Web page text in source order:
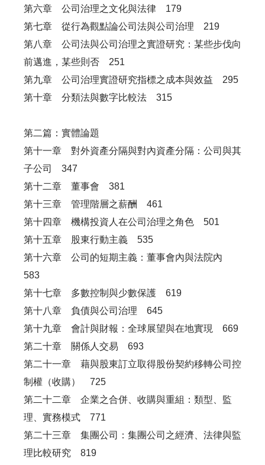
第六章 公司治理之文化與法律 179
第七章 從行為觀點論公司法與公司治理 219
第八章 公司法與公司治理之實證研究：某些步伐向
前邁進，某些則否 251
第九章 公司治理實證研究指標之成本與效益 295
第十章 分類法與數字比較法 315
第二篇：實體論題
第十一章 對外資產分隔與對內資產分隔：公司與其
子公司 347
第十二章 董事會 381
第十三章 管理階層之薪酬 461
第十四章 機構投資人在公司治理之角色 501
第十五章 股東行動主義 535
第十六章 公司的短期主義：董事會內與法院內
583
第十七章 多數控制與少數保護 619
第十八章 負債與公司治理 645
第十九章 會計與財報：全球展望與在地實現 669
第二十章 關係人交易 693
第二十一章 藉與股東訂立取得股份契約移轉公司控
制權（收購） 725
第二十二章 企業之合併、收購與重組：類型、監
理、實務模式 771
第二十三章 集團公司：集團公司之經濟、法律與監
理比較研究 819